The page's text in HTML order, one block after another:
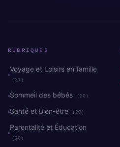
RUBRIQUES
Voyage et Loisirs en famille
(21)
Sommeil des bébés (20)
Santé et Bien-être (20)
Parentalité et Éducation
(20)